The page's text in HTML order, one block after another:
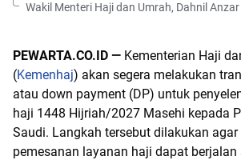
Wakil Menteri Haji dan Umrah, Dahnil
PEWARTA.CO.ID — Kementerian Haji
(Kemenhaj) akan segera melakukan
atau down payment (DP) untuk
haji 1448 Hijriah/2027 Masehi kepada
Saudi. Langkah tersebut dilakukan agar
pemesanan layanan haji dapat